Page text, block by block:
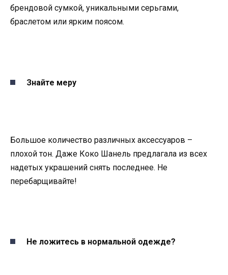
брендовой сумкой, уникальными серьгами,
браслетом или ярким поясом.
Знайте меру
Большое количество различных аксессуаров –
плохой тон. Даже Коко Шанель предлагала из всех
надетых украшений снять последнее. Не
перебарщивайте!
Не ложитесь в нормальной одежде?